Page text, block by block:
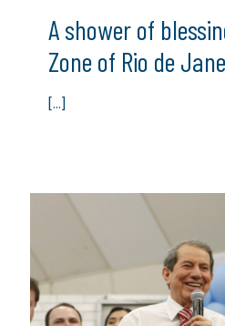
A shower of
Zone of Rio de
[…]